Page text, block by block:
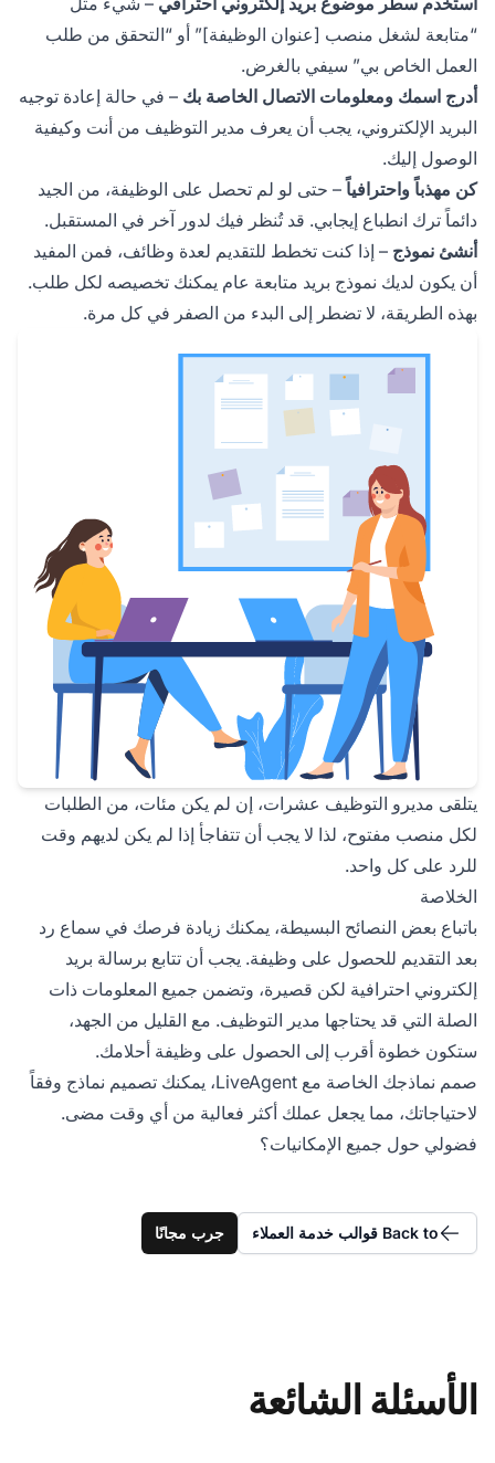
“متابعة لشغل منصب [عنوان الوظيفة]” أو “التحقق من طلب
العمل الخاص بي” سيفي بالغرض.
أدرج اسمك ومعلومات الاتصال الخاصة بك – في حالة إعادة توجيه
البريد الإلكتروني، يجب أن يعرف مدير التوظيف من أنت وكيفية
الوصول إليك.
كن مهذباً واحترافياً– حتى لو لم تحصل على الوظيفة، من الجيد
دائماً ترك انطباع إيجابي. قد تُنظر فيك لدور آخر في المستقبل.
أنشئ نموذج – إذا كنت تخطط للتقديم لعدة وظائف، فمن المفيد
أن يكون لديك نموذج بريد متابعة عام يمكنك تخصيصه لكل طلب.
بهذه الطريقة، لا تضطر إلى البدء من الصفر في كل مرة.
يتلقى مديرو التوظيف عشرات، إن لم يكن مئات، من الطلبات
لكل منصب مفتوح، لذا لا يجب أن تتفاجأ إذا لم يكن لديهم وقت
للرد على كل واحد.
الخلاصة
باتباع بعض النصائح البسيطة، يمكنك زيادة فرصك في سماع رد
بعد التقديم للحصول على وظيفة. يجب أن تتابع برسالة بريد
إلكتروني احترافية لكن قصيرة، وتضمن جميع المعلومات ذات
الصلة التي قد يحتاجها مدير التوظيف. مع القليل من الجهد،
ستكون خطوة أقرب إلى الحصول على وظيفة أحلامك.
صمم نماذجك الخاصة مع LiveAgent، يمكنك تصميم نماذج وفقاً
لاحتياجاتك، مما يجعل عملك أكثر فعالية من أي وقت مضى.
فضولي حول جميع الإمكانيات؟
Back to قوالب خدمة العملاء جرب مجانًا
الأسئلة الشائعة